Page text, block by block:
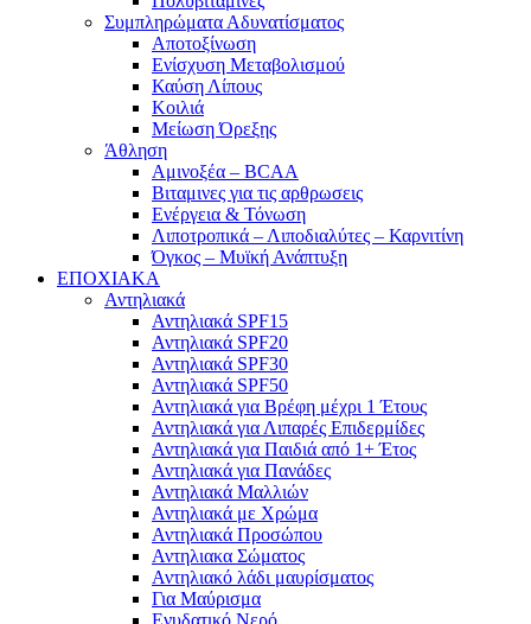
Συμπληρώματα Αδυνατίσματος
Αποτοξίνωση
Ενίσχυση Μεταβολισμού
Καύση Λίπους
Κοιλιά
Μείωση Όρεξης
Άθληση
Αμινοξέα – BCAA
Βιταμινες για τις αρθρωσεις
Ενέργεια & Τόνωση
Λιποτροπικά – Λιποδιαλύτες – Καρνιτίνη
Όγκος – Μυϊκή Ανάπτυξη
ΕΠΟΧΙΑΚΑ
Αντηλιακά
Αντηλιακά SPF15
Αντηλιακά SPF20
Αντηλιακά SPF30
Αντηλιακά SPF50
Αντηλιακά για Βρέφη μέχρι 1 Έτους
Αντηλιακά για Λιπαρές Επιδερμίδες
Αντηλιακά για Παιδιά από 1+ Έτος
Αντηλιακά για Πανάδες
Αντηλιακά Μαλλιών
Αντηλιακά με Χρώμα
Αντηλιακά Προσώπου
Αντηλιακα Σώματος
Αντηλιακό λάδι μαυρίσματος
Για Μαύρισμα